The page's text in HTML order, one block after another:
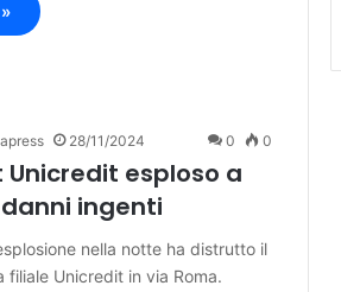
28/11/2024 0 0
esploso a
ingenti
nella notte ha distrutto il
filiale Unicredit in via Roma.